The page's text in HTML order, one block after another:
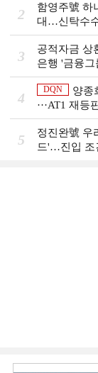
2
함영주號 하
대…신탁수
비즈니스 돋
3
공적자금 상
은행 '금융
그룹의 꿈①]
4
DQN
양종
···AT1 재
Review]]
5
정진완號 우
드'…진입 조